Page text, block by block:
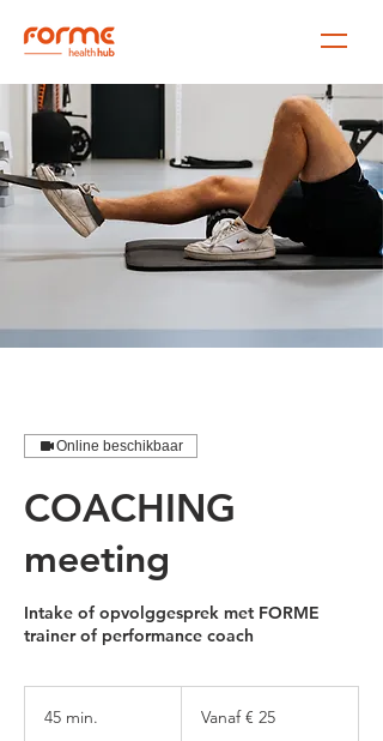
Online beschikbaar
COACHING
meeting
Intake of opvolggesprek met FORME
trainer of performance coach
45 min.
euroVanaf € 25